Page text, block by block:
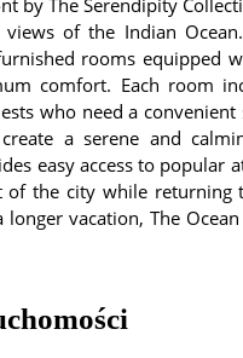
by The Serendipity
of the Indian
rooms equipped
comfort. Each room
who need a
a serene and
easy access to popular
of the city while returning
longer vacation, The